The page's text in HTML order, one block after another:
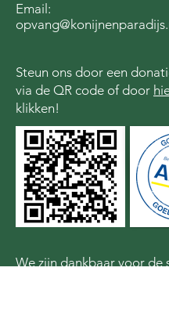
Email:
Steun ons door een
via de QR code of door
klikken!
We zijn dankbaar voor de